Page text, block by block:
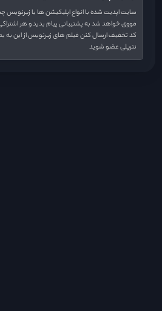
سایت اپدیت شده با انواع اپلیکیشن ها با زیرنویس
مووی خواهد شد به پشتیبانی پیام بدید و هر
کد تخفیف ارسال کنن فیلم های زیرنویس از این به
نترپلی عضو شوید